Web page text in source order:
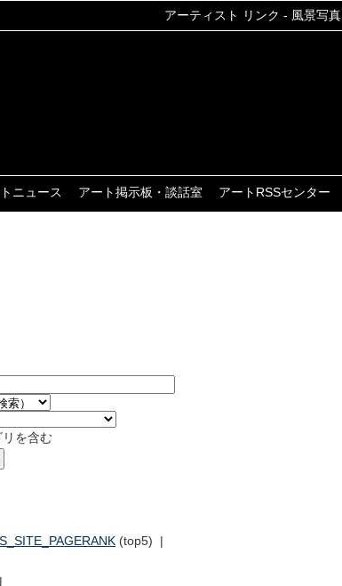
アーティスト リンク - 風景写真
ニュース アート掲示板・談話室 アートRSSセンター
を含む
(top5) |
|